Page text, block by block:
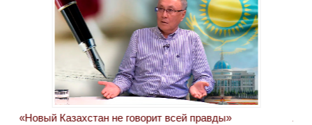
«Новый Казахстан не говорит всей правды»